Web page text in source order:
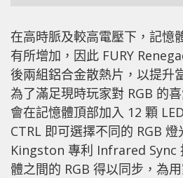
在高時脈及較高電壓下，記憶
有所增加，因此 FURY
後兩組鋁合金散熱片，以提升
為了滿足現時玩家對 RGB 的
會在記憶體頂部加入 12 顆
CTRL 即可選擇不同的 RGB
Kingston 專利 Infrared Sync
體之間的 RGB 得以同步，為